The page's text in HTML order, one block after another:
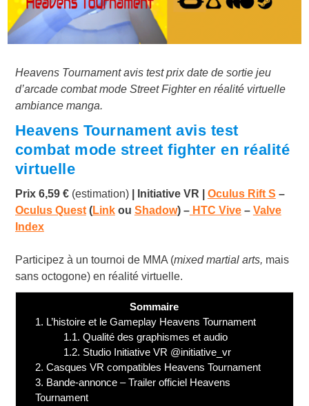
Heavens Tournament avis test prix date de sortie jeu
d’arcade combat mode Street Fighter en réalité virtuelle
ambiance manga.
Heavens Tournament avis test
combat mode street fighter en réalité
virtuelle
Prix 6,59 €(estimation)| Initiative VR | Oculus Rift S ​ –
Oculus Quest(Linkou Shadow) –HTC Vive– Valve
Index
Participez à un tournoi de MMA (mixed martial arts, mais
sans octogone) en réalité virtuelle.
Sommaire
1. L’histoire et le Gameplay Heavens Tournament
1.1. Qualité des graphismes et audio
1.2. Studio Initiative VR @initiative_vr
2. Casques VR compatibles Heavens Tournament
3. Bande-annonce – Trailer officiel Heavens
Tournament